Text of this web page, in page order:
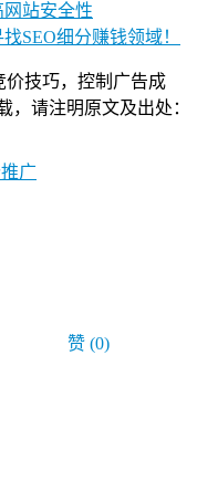
网站安全性
SEO细分赚钱领域！
价技巧，控制广告成
，请注明原文及出处：
广
赞 (0)